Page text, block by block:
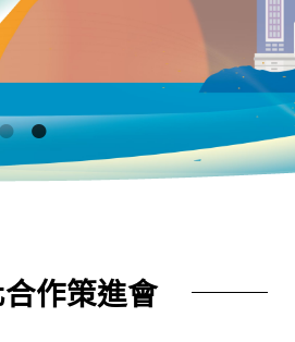
作策進會